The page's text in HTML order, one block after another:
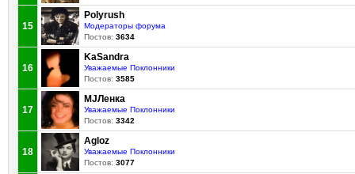
15
Polyrush
Модераторы форума
Постов: 3634
16
KaSandra
Уважаемые Поклонники
Постов: 3585
17
MJЛенка
Уважаемые Поклонники
Постов: 3342
18
Agloz
Уважаемые Поклонники
Постов: 3077